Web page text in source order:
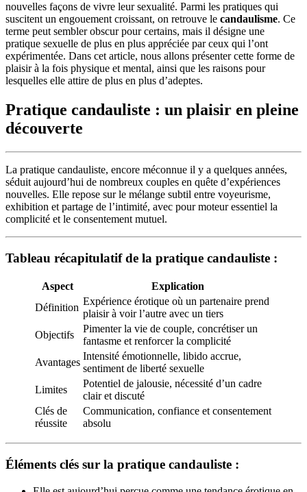
nouvelles façons de vivre leur sexualité. Parmi les pratiques qui
suscitent un engouement croissant, on retrouve le candaulisme. Ce
terme peut sembler obscur pour certains, mais il désigne une
pratique sexuelle de plus en plus appréciée par ceux qui l’ont
expérimentée. Dans cet article, nous allons présenter cette forme de
plaisir à la fois physique et mental, ainsi que les raisons pour
lesquelles elle attire de plus en plus d’adeptes.
Pratique candauliste : un plaisir en pleine
découverte
La pratique candauliste, encore méconnue il y a quelques années,
séduit aujourd’hui de nombreux couples en quête d’expériences
nouvelles. Elle repose sur le mélange subtil entre voyeurisme,
exhibition et partage de l’intimité, avec pour moteur essentiel la
complicité et le consentement mutuel.
Tableau récapitulatif de la pratique candauliste :
Aspect
Explication
Définition
Expérience érotique où un partenaire prend
plaisir à voir l’autre avec un tiers
Objectifs
Pimenter la vie de couple, concrétiser un
fantasme et renforcer la complicité
Avantages
Intensité émotionnelle, libido accrue,
sentiment de liberté sexuelle
Limites
Potentiel de jalousie, nécessité d’un cadre
clair et discuté
Clés de
réussite
Communication, confiance et consentement
absolu
Éléments clés sur la pratique candauliste :